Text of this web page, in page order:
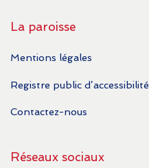
La paroisse
Mentions légales
Registre public d’accessibilité
Contactez-nous
Réseaux sociaux